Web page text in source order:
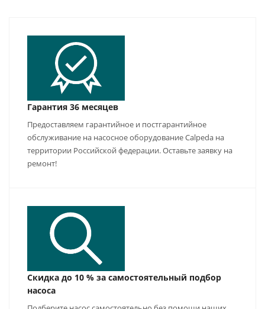
Гарантия 36 месяцев
Предоставляем гарантийное и постгарантийное
обслуживание на насосное оборудование Calpeda на
территории Российской федерации. Оставьте заявку на
ремонт!
Скидка до 10 % за самостоятельный подбор
насоса